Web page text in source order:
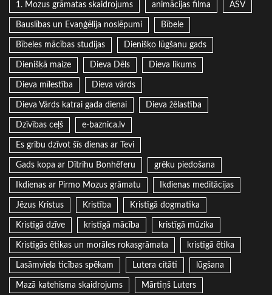
1. Mozus grāmatas skaidrojums animācijas filma ASV
Bauslības un Evaņģēlija noslēpumi Bībele
Bībeles mācības studijas Dienišķo lūgšanu gads
Dienišķā maize Dieva Dēls Dieva likums
Dieva mīlestība Dieva vārds
Dieva Vārds katrai gada dienai Dieva žēlastība
Dzīvības ceļš e-baznica.lv
Es gribu dzīvot šīs dienas ar Tevi
Gads kopa ar Dītrihu Bonhēferu grēku piedošana
Ikdienas ar Pirmo Mozus grāmatu Ikdienas meditācijas
Jēzus Kristus Kristība Kristīgā dogmatika
Kristīgā dzīve kristīgā mācība kristīgā mūzika
Kristīgās ētikas un morāles rokasgrāmata kristīgā ētika
Lasāmviela ticības spēkam Lutera citāti lūgšana
Mazā katehisma skaidrojums Mārtiņš Luters